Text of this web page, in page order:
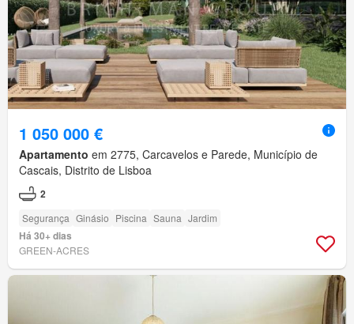
1 050 000 €
Apartamento em 2775, Carcavelos e Parede, Município de
Cascais, Distrito de Lisboa
2
Segurança Ginásio Piscina Sauna Jardim
Há 30+ dias
GREEN-ACRES